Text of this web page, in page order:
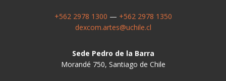
+562 2978 1300 — +562 2978 1350
dexcom.artes@uchile.cl
Sede Pedro de la Barra
Morandé 750, Santiago de Chile